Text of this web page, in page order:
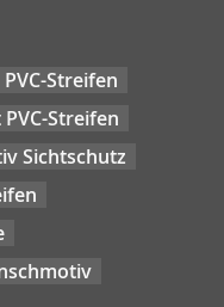
Streifen
Streifen
Sichtschutz